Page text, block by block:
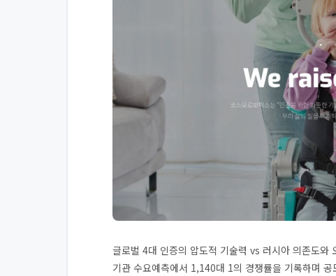
글로벌 4대 인증의 압도적 기술력 vs 러시아 의존도와
기관 수요예측에서 1,140대 1의 경쟁률을 기록하며